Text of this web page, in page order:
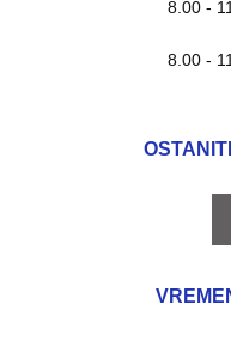
8.00 -
8.00 -